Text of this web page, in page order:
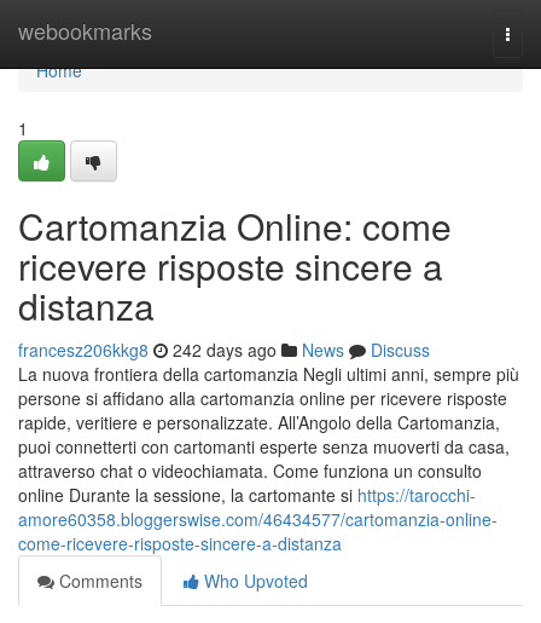
webookmarks
Home
Home
1
Cartomanzia Online: come
ricevere risposte sincere a
distanza
francesz206kkg8 242 days ago News
Discuss
La nuova frontiera della cartomanzia Negli ultimi anni, sempre più
persone si affidano alla cartomanzia online per ricevere risposte
rapide, veritiere e personalizzate. All’Angolo della Cartomanzia,
puoi connetterti con cartomanti esperte senza muoverti da casa,
attraverso chat o videochiamata. Come funziona un consulto
online Durante la sessione, la cartomante si https://tarocchi-
amore60358.bloggerswise.com/46434577/cartomanzia-online-
come-ricevere-risposte-sincere-a-distanza
Comments
Who Upvoted